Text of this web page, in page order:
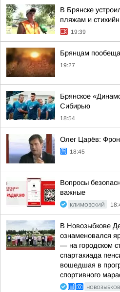
В Брянске
пляжам и
19:39
Брянцам
19:27
Брянское
Сибирью
18:54
Олег Царёв:
18:45
Вопросы
важные
КЛИМОВСКИЙ
В Новозыбкове
ознаменовался
— на городском
спартакиада
вошедшая в
спортивного